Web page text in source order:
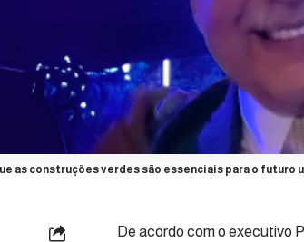
as construções verdes são essenciais para o futuro
De acordo com o executivo